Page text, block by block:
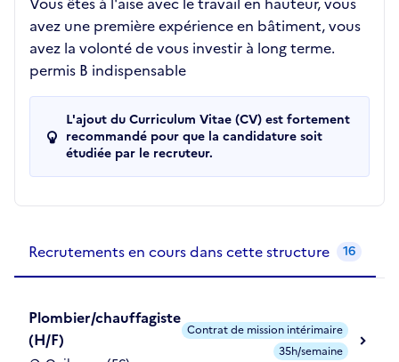
avez une première expérience en bâtiment, vous
avez la volonté de vous investir à long terme.
permis B indispensable
L'ajout du Curriculum Vitae (CV) est fortement
recommandé pour que la candidature soit
étudiée par le recruteur.
Recrutements en cours dans cette structure 16
Plombier/chauffagiste
(H/F)
Contrat de mission intérimaire
35h/semaine